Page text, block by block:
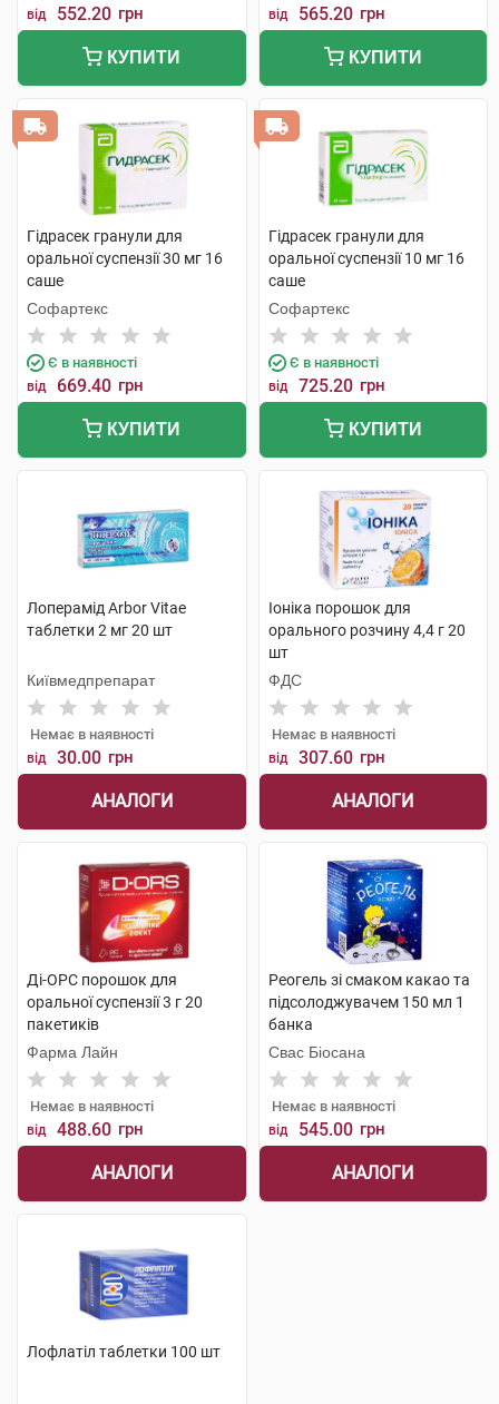
від 552.20 грн
КУПИТИ
від 565.20 грн
КУПИТИ
Гідрасек гранули для
оральної суспензії 30 мг 16
саше
Софартекс
Є в наявності
від 669.40 грн
КУПИТИ
Гідрасек гранули для
оральної суспензії 10 мг 16
саше
Софартекс
Є в наявності
від 725.20 грн
КУПИТИ
Лоперамід Arbor Vitae
таблетки 2 мг 20 шт
Київмедпрепарат
Немає в наявності
від 30.00 грн
АНАЛОГИ
Іоніка порошок для
орального розчину 4,4 г 20
шт
ФДС
Немає в наявності
від 307.60 грн
АНАЛОГИ
Ді-ОРС порошок для
оральної суспензії 3 г 20
пакетиків
Фарма Лайн
Немає в наявності
від 488.60 грн
АНАЛОГИ
Реогель зі смаком какао та
підсолоджувачем 150 мл 1
банка
Свас Біосана
Немає в наявності
від 545.00 грн
АНАЛОГИ
Лофлатіл таблетки 100 шт